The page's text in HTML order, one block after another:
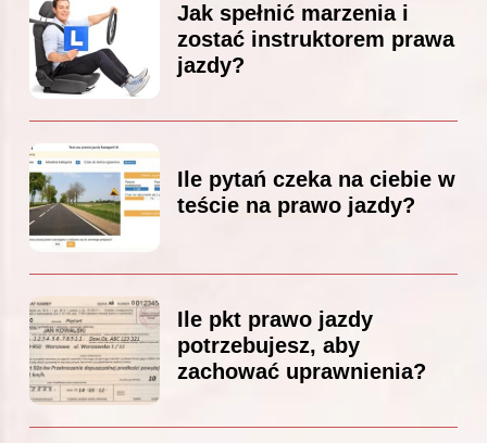
Jak spełnić marzenia i
zostać instruktorem prawa
jazdy?
Ile pytań czeka na ciebie w
teście na prawo jazdy?
Ile pkt prawo jazdy
potrzebujesz, aby
zachować uprawnienia?